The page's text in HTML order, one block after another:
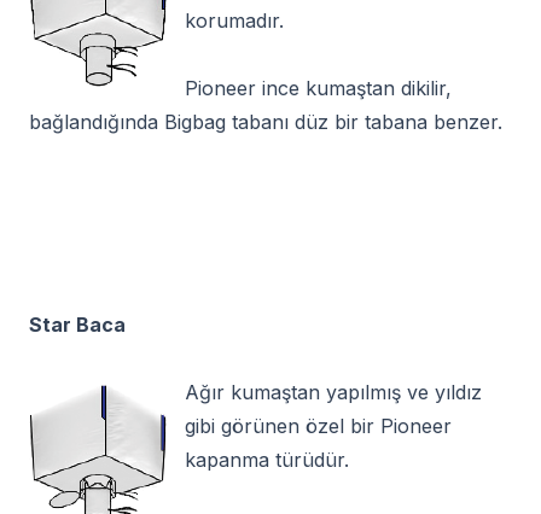
korumadır.
Pioneer ince kumaştan dikilir,
bağlandığında Bigbag tabanı düz bir tabana benzer.
Star Baca
Ağır kumaştan yapılmış ve yıldız
gibi görünen özel bir Pioneer
kapanma türüdür.